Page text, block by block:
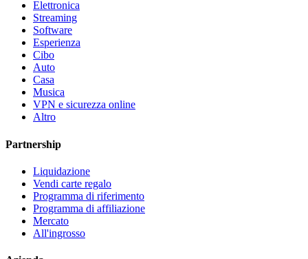
Elettronica
Streaming
Software
Esperienza
Cibo
Auto
Casa
Musica
VPN e sicurezza online
Altro
Partnership
Liquidazione
Vendi carte regalo
Programma di riferimento
Programma di affiliazione
Mercato
All'ingrosso